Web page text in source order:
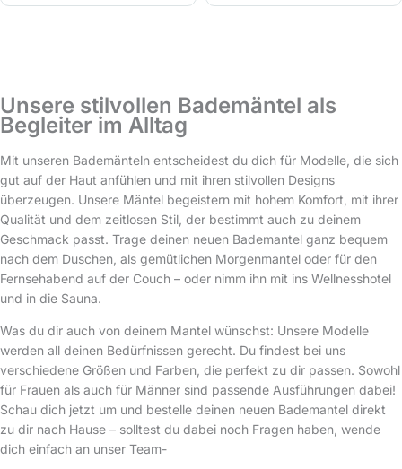
Unsere stilvollen Bademäntel als
Begleiter im Alltag
Mit unseren Bademänteln entscheidest du dich für Modelle, die sich
gut auf der Haut anfühlen und mit ihren stilvollen Designs
überzeugen. Unsere Mäntel begeistern mit hohem Komfort, mit ihrer
Qualität und dem zeitlosen Stil, der bestimmt auch zu deinem
Geschmack passt. Trage deinen neuen Bademantel ganz bequem
nach dem Duschen, als gemütlichen Morgenmantel oder für den
Fernsehabend auf der Couch – oder nimm ihn mit ins Wellnesshotel
und in die Sauna.
Was du dir auch von deinem Mantel wünschst: Unsere Modelle
werden all deinen Bedürfnissen gerecht. Du findest bei uns
verschiedene Größen und Farben, die perfekt zu dir passen. Sowohl
für Frauen als auch für Männer sind passende Ausführungen dabei!
Schau dich jetzt um und bestelle deinen neuen Bademantel direkt
zu dir nach Hause – solltest du dabei noch Fragen haben, wende
dich einfach an unser Team-